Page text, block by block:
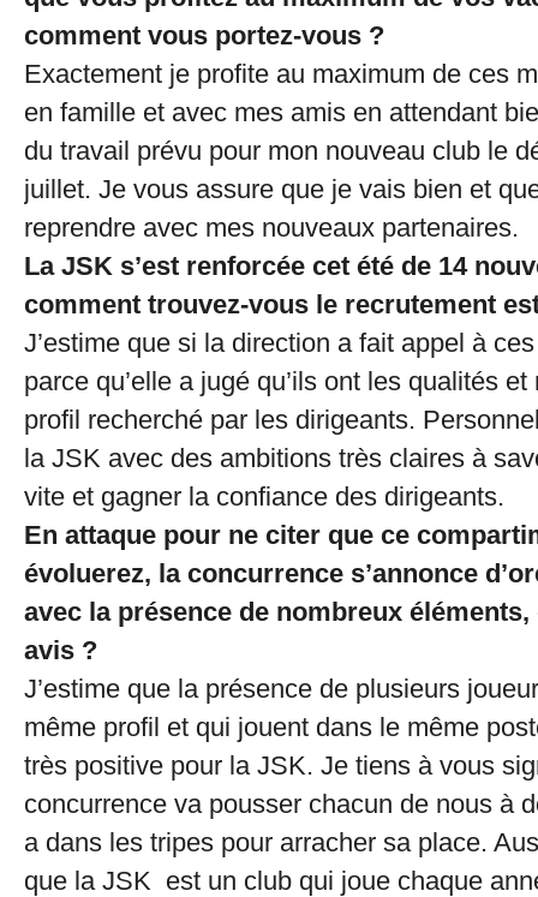
comment vous portez-vous ?
Exactement je profite au maximum de ces
en famille et avec mes amis en attendant
du travail prévu pour mon nouveau club le
juillet. Je vous assure que je vais bien et
reprendre avec mes nouveaux partenaires.
La JSK s’est renforcée cet été de 14
comment trouvez-vous le recrutement
J’estime que si la direction a fait appel à
parce qu’elle a jugé qu’ils ont les qualités
profil recherché par les dirigeants.
la JSK avec des ambitions très claires à
vite et gagner la confiance des dirigeants.
En attaque pour ne citer que ce
évoluerez, la concurrence s’annonce
avec la présence de nombreux
avis ?
J’estime que la présence de plusieurs
même profil et qui jouent dans le même
très positive pour la JSK. Je tiens à vous
concurrence va pousser chacun de nous à
a dans les tripes pour arracher sa place.
que la JSK est un club qui joue chaque